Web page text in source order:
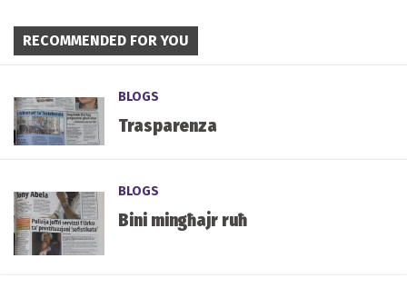
RECOMMENDED FOR YOU
BLOGS
Trasparenza
BLOGS
Bini mingħajr ruħ